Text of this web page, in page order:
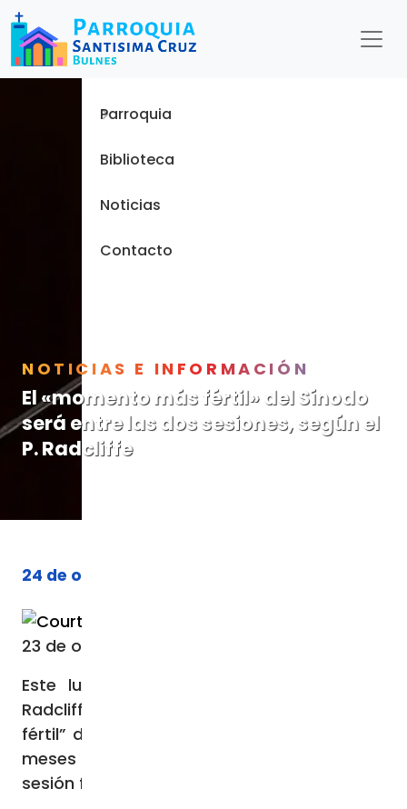
NOTICIAS E INFORMACIÓN
El «momento más fértil» del Sínodo
será entre las dos sesiones, según el
P. Radcliffe
24 de octubre de 2023
23 de octubre de 2023 / 04:59 PM
Este lunes 23 de octubre, el P. Timothy
Radcliffe afirmó que “el momento más
fértil” del Sínodo de la Sinodalidad será los
meses de “espera activa” previos a la
sesión final de 2024.
Menu
Inicio
Parroquia
Biblioteca
Noticias
Contacto